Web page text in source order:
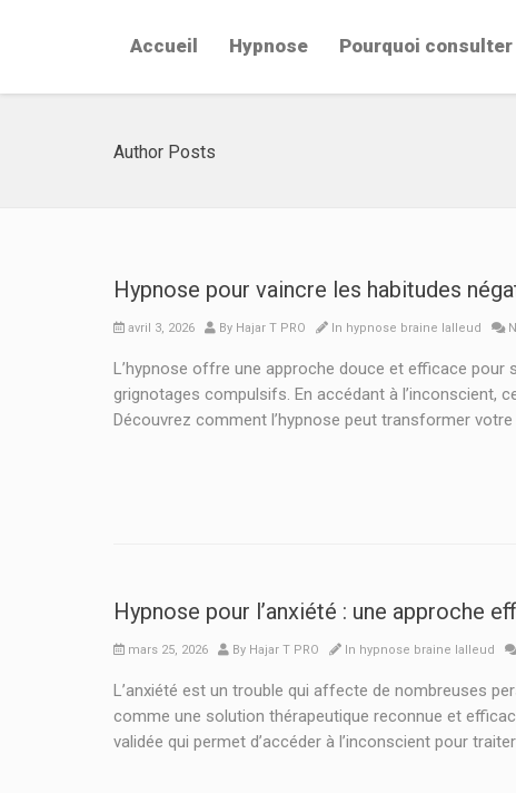
Accueil Hypnose Pourquoi consulter
Author Posts
Hypnose pour vaincre les habitudes
avril 3, 2026 By Hajar T PRO In hypnose braine lalleud
L’hypnose offre une approche douce et efficace
grignotages compulsifs. En accédant à
Découvrez comment l’hypnose peut transformer votre
Hypnose pour l’anxiété : une approche
mars 25, 2026 By Hajar T PRO In hypnose braine lalleud
L’anxiété est un trouble qui affecte de nombreuses
comme une solution thérapeutique reconnue et
validée qui permet d’accéder à l’inconscient pour